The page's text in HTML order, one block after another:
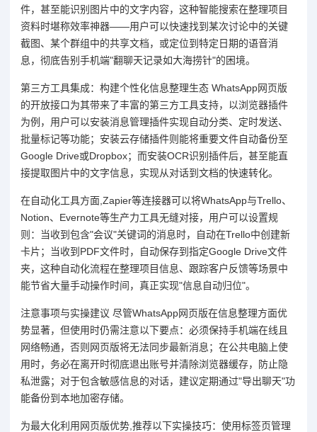
件，甚至能识别图片中的文字内容，这种智能搜索在整理项目
资料时堪称效率神器——用户可以快速找到某次讨论中的关键
截图、某个群组中的共享文档，或定位到特定日期的语音消
息，彻底告别手机端"翻聊天记录如大海捞针"的困境。
第三方工具集成：构建个性化信息整理生态 WhatsApp网页版
的开放接口为其带来了丰富的第三方工具支持，以浏览器插件
为例，用户可以安装消息管理插件实现自动分类、定时发送、
批量标记等功能；安装云存储插件则能将重要文件自动备份至
Google Drive或Dropbox；而安装OCR识别插件后，甚至能直
接提取图片中的文字信息，实现从对话到文档的快速转化。
在自动化工具方面,Zapier等连接器可以将WhatsApp与Trello、
Notion、Evernote等生产力工具无缝对接，用户可以设置规
则：当收到包含"会议"关键词的消息时，自动在Trello中创建新
卡片；当收到PDF文件时，自动保存到指定Google Drive文件
夹，这种自动化流程在整理项目信息、跟踪客户反馈等场景中
能节省大量手动操作时间，真正实现"信息自动归位"。
注意事项与实操建议 尽管WhatsApp网页版在信息整理方面优
势显著，但使用时仍需注意以下要点：必须保持手机端在线且
网络畅通，否则网页版将无法同步最新消息；在公共电脑上使
用时，务必在离开时彻底退出账号并清除浏览器缓存，防止隐
私泄露；对于包含敏感信息的对话，建议定期通过"导出聊天"功
能备份到本地加密存储。
为最大化利用网页版优势,推荐以下实操技巧：使用标签页管理